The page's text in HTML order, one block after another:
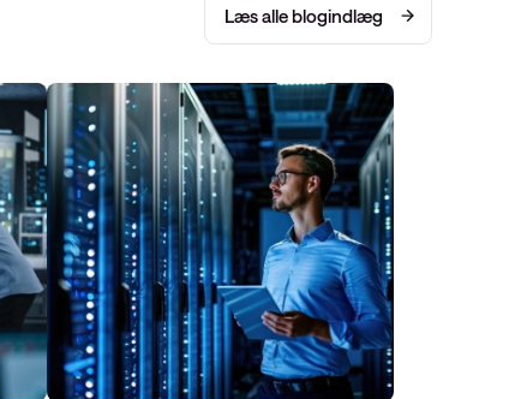
Læs alle blogindlæg